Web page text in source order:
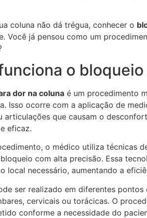
coluna não dá trégua, conhecer o
Você já pensou como um
o
dor na coluna é um procedimento
Isso ocorre com a aplicação de
articulações que causam o
eficaz.
o médico utiliza técnicas
com alta precisão. Essa
local necessário, aumentando a
ser realizado em diferentes
cervicais ou torácicas. O
conforme a necessidade do